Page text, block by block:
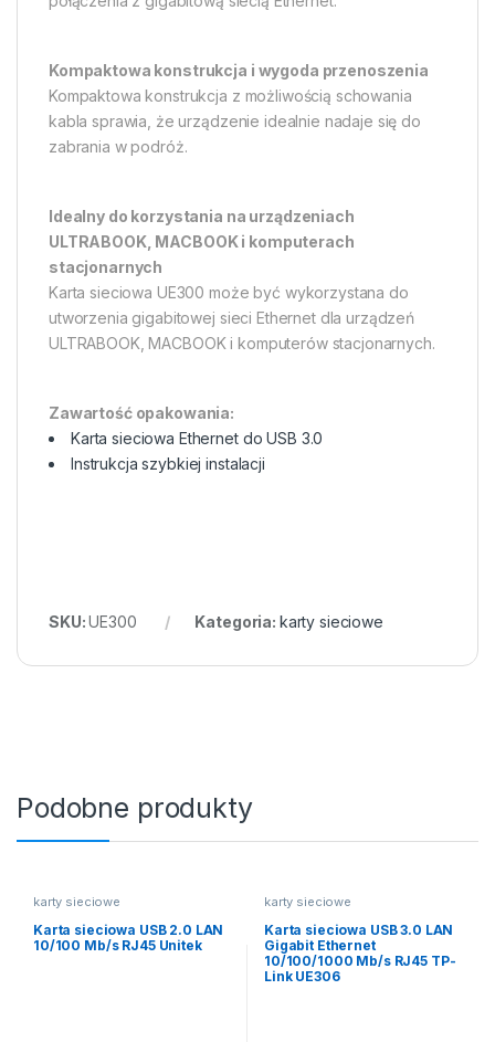
Kompaktowa konstrukcja i wygoda przenoszenia
Kompaktowa konstrukcja z możliwością schowania
kabla sprawia, że urządzenie idealnie nadaje się do
zabrania w podróż.
Idealny do korzystania na urządzeniach
ULTRABOOK, MACBOOK i komputerach
stacjonarnych
Karta sieciowa UE300 może być wykorzystana do
utworzenia gigabitowej sieci Ethernet dla urządzeń
ULTRABOOK, MACBOOK i komputerów stacjonarnych.
Zawartość opakowania:
Karta sieciowa Ethernet do USB 3.0
Instrukcja szybkiej instalacji
SKU:UE300 Kategoria: karty sieciowe
Podobne produkty
karty sieciowe
Karta sieciowa USB 2.0 LAN
10/100 Mb/s RJ45 Unitek
karty sieciowe
Karta sieciowa USB 3.0 LAN
Gigabit Ethernet
10/100/1000 Mb/s RJ45 TP-
Link UE306